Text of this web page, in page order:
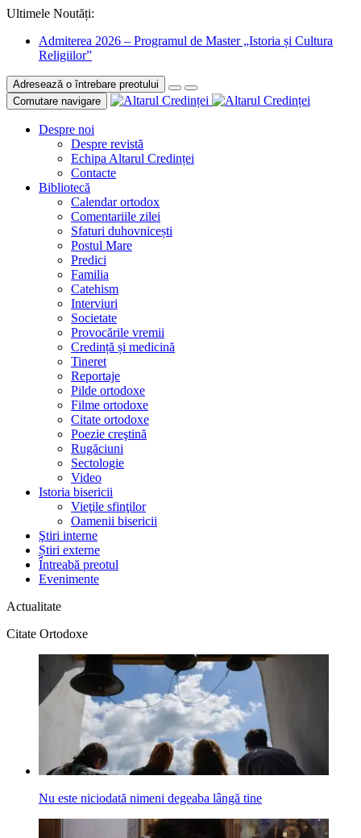
Ultimele Noutăți:
Admiterea 2026 – Programul de Master „Istoria și Cultura
Religiilor”
Adresează o întrebare preotului
Comutare navigare
Despre noi
Despre revistă
Echipa Altarul Credinței
Contacte
Bibliotecă
Calendar ortodox
Comentariile zilei
Sfaturi duhovnicești
Postul Mare
Predici
Familia
Catehism
Interviuri
Societate
Provocările vremii
Credință și medicină
Tineret
Reportaje
Pilde ortodoxe
Filme ortodoxe
Citate ortodoxe
Poezie creştină
Rugăciuni
Sectologie
Video
Istoria bisericii
Vieţile sfinţilor
Oamenii bisericii
Ştiri interne
Știri externe
Întreabă preotul
Evenimente
Actualitate
Citate Ortodoxe
Nu este niciodată nimeni degeaba lângă tine